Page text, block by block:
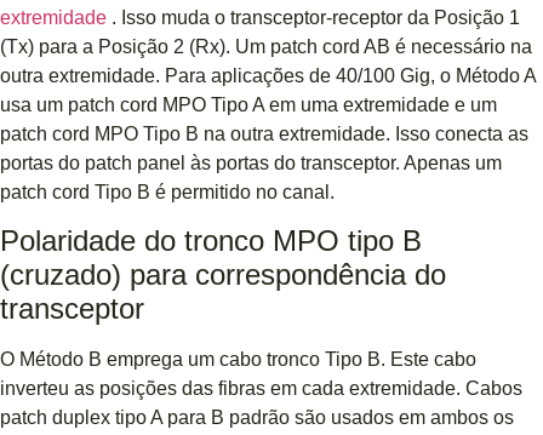
extremidade . Isso muda o transceptor-receptor da Posição 1
(Tx) para a Posição 2 (Rx). Um patch cord AB é necessário na
outra extremidade. Para aplicações de 40/100 Gig, o Método A
usa um patch cord MPO Tipo A em uma extremidade e um
patch cord MPO Tipo B na outra extremidade. Isso conecta as
portas do patch panel às portas do transceptor. Apenas um
patch cord Tipo B é permitido no canal.
Polaridade do tronco MPO tipo B
(cruzado) para correspondência do
transceptor
O Método B emprega um cabo tronco Tipo B. Este cabo
inverteu as posições das fibras em cada extremidade. Cabos
patch duplex tipo A para B padrão são usados ​​em ambos os